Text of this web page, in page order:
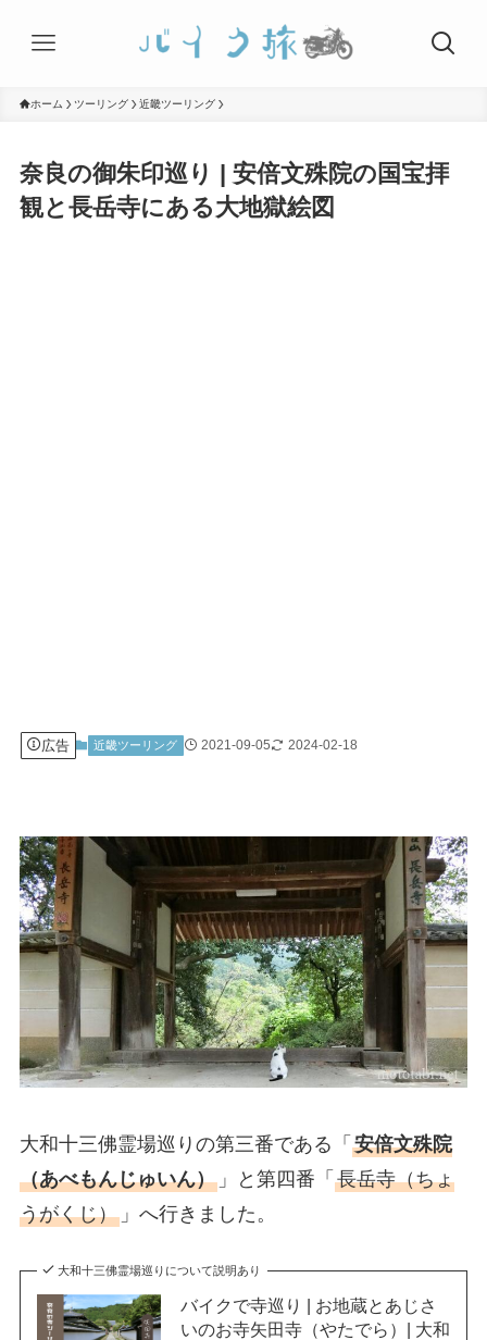
ホーム ツーリング 近畿ツーリング
奈良の御朱印巡り | 安倍文殊院の国宝拝
観と長岳寺にある大地獄絵図
広告 近畿ツーリング 2021-09-05 2024-02-18
大和十三佛霊場巡りの第三番である「 安倍文殊院
（あべもんじゅいん）」と第四番「 長岳寺（ちょ
うがくじ）」へ行きました。
大和十三佛霊場巡りについて説明あり
バイクで寺巡り | お地蔵とあじさ
いのお寺矢田寺（やたでら）| 大和